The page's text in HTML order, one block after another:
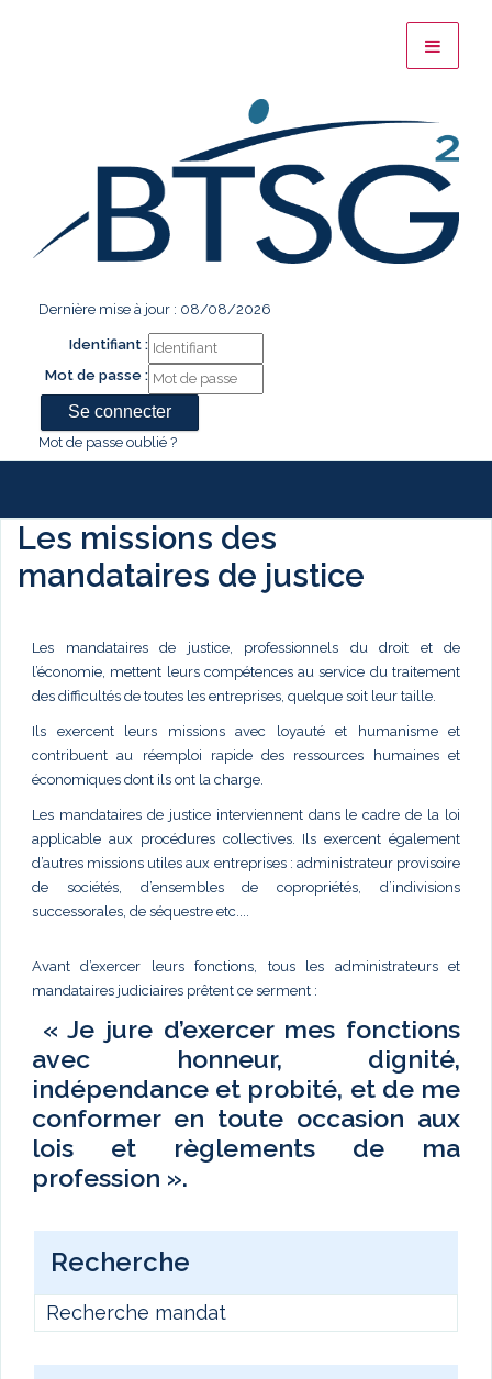
Dernière mise à jour : 08/08/2026
Identifiant :
Mot de passe :
Mot de passe oublié ?
Les missions des
mandataires de justice
Les mandataires de justice, professionnels du droit et de
l’économie, mettent leurs compétences au service du traitement
des difficultés de toutes les entreprises, quelque soit leur taille.
Ils exercent leurs missions avec loyauté et humanisme et
contribuent au réemploi rapide des ressources humaines et
économiques dont ils ont la charge.
Les mandataires de justice interviennent dans le cadre de la loi
applicable aux procédures collectives. Ils exercent également
d’autres missions utiles aux entreprises : administrateur provisoire
de sociétés, d’ensembles de copropriétés, d’indivisions
successorales, de séquestre etc....
Avant d’exercer leurs fonctions, tous les administrateurs et
mandataires judiciaires prêtent ce serment :
« Je jure d’exercer mes fonctions
avec honneur, dignité,
indépendance et probité, et de me
conformer en toute occasion aux
lois et règlements de ma
profession ».
Recherche
Recherche mandat